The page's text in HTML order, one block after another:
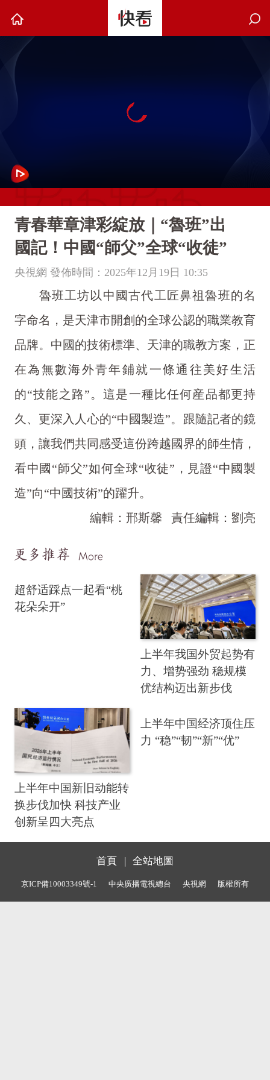
青春華章津彩綻放｜“魯班”出
國記！中國“師父”全球“收徒”
央視網 發佈時間：2025年12月19日 10:35
魯班工坊以中國古代工匠鼻祖魯班的名
字命名，是天津市開創的全球公認的職業教育
品牌。中國的技術標準、天津的職教方案，正
在為無數海外青年鋪就一條通往美好生活
的“技能之路”。這是一種比任何産品都更持
久、更深入人心的“中國製造”。跟隨記者的鏡
頭，讓我們共同感受這份跨越國界的師生情，
看中國“師父”如何全球“收徒”，見證“中國製
造”向“中國技術”的躍升。
編輯：邢斯馨
責任編輯：劉亮
超舒适踩点一起看“桃
花朵朵开”
上半年我国外贸起势有
力、增势强劲 稳规模
优结构迈出新步伐
上半年中国新旧动能转
换步伐加快 科技产业
创新呈四大亮点
上半年中国经济顶住压
力 “稳”“韧”“新”“优”
首頁 | 全站地圖
京ICP備10003349號-1 中央廣播電視總台 央視網 版權所有